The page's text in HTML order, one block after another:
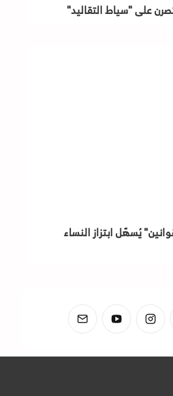
على "سياط التقاليد"
يُسهّل ابتزاز النساء